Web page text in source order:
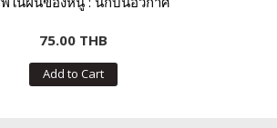
75.00 THB
Add to Cart